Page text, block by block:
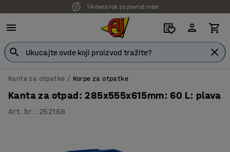
7 godina garancije
Kante za otpatke Korpe za otpatke
Kanta za otpad: 285x555x615mm: 60 L: plava
Art. br. : 252168